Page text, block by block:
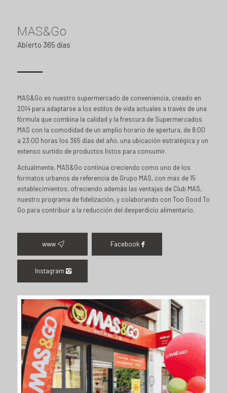
MAS&Go
Abierto 365 días
MAS&Go es nuestro supermercado de conveniencia, creado en
2014 para adaptarse a los estilos de vida actuales a través de una
fórmula que combina la calidad y la frescura de Supermercados
MAS con la comodidad de un amplio horario de apertura, de 8:00
a 23:00 horas los 365 días del año, una ubicación estratégica y un
extenso surtido de productos listos para consumir.
Actualmente, MAS&Go continúa creciendo como uno de los
formatos urbanos de referencia de Grupo MAS, con más de 15
establecimientos, ofreciendo además las ventajas de Club MAS,
nuestro programa de fidelización, y colaborando con Too Good To
Go para contribuir a la reducción del desperdicio alimentario.
www Facebook
Instagram